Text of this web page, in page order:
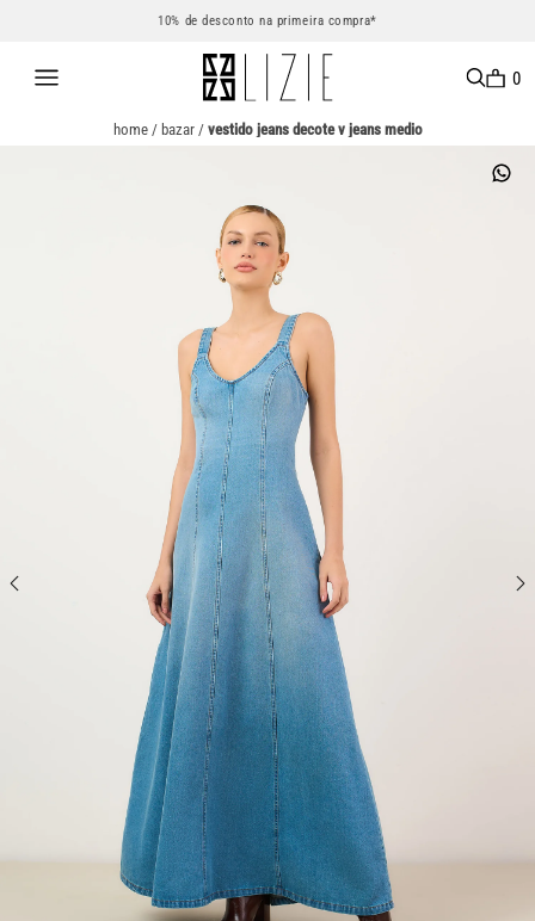
10% de desconto na primeira compra*
0
home/ bazar/ vestido jeans decote v jeans medio